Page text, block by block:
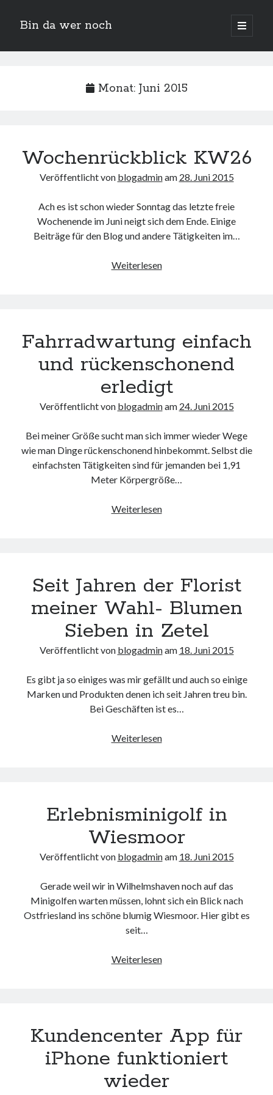
Bin da wer noch
open
primary
Sidebar
Neueste Beiträge
Der Michl macht Diät
Car Glas repariert – Car Glas tauscht aus Erfahrunggsbericht
Prime Video Channel kündigen
Neueste Kommentare
Annette LatzelzuATU diesmal Lob und Tadel
Senseo HD7892/60 Switch 2-in-1 Kaffeemaschine für Filter und
Es war einmal Factorio – MacFriesenjungzuSpieletipp: Transport
Tycoon
Altersnachweis bei der Telekom
Monat: Juni 2015
Wochenrückblick KW26
Veröffentlicht von blogadminam 28. Juni 2015
Ach es ist schon wieder Sonntag das letzte freie
Wochenende im Juni neigt sich dem Ende. Einige
Beiträge für den Blog und andere Tätigkeiten im…
WeiterlesenWochenrückblick
Fahrradwartung einfach
und rückenschonend
erledigt
Veröffentlicht von blogadminam 24. Juni 2015
Bei meiner Größe sucht man sich immer wieder Wege
wie man Dinge rückenschonend hinbekommt. Selbst die
einfachsten Tätigkeiten sind für jemanden bei 1,91
Meter Körpergröße…
WeiterlesenFahrradwartung
Seit Jahren der Florist
meiner Wahl- Blumen
Sieben in Zetel
Veröffentlicht von blogadminam 18. Juni 2015
Es gibt ja so einiges was mir gefällt und auch so einige
Marken und Produkten denen ich seit Jahren treu bin.
Bei Geschäften ist es…
WeiterlesenSeit
Wahl-
Blumen
Sieben
in
Erlebnisminigolf in
Wiesmoor
Veröffentlicht von blogadminam 18. Juni 2015
Gerade weil wir in Wilhelmshaven noch auf das
Minigolfen warten müssen, lohnt sich ein Blick nach
Ostfriesland ins schöne blumig Wiesmoor. Hier gibt es
seit…
WeiterlesenErlebnisminigolf
Kundencenter App für
iPhone funktioniert
wieder